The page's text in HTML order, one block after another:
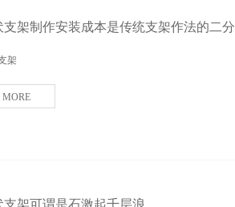
支架制作安装成本是传统支架作法的二分
架
MORE
支架可谓是石激起千层浪